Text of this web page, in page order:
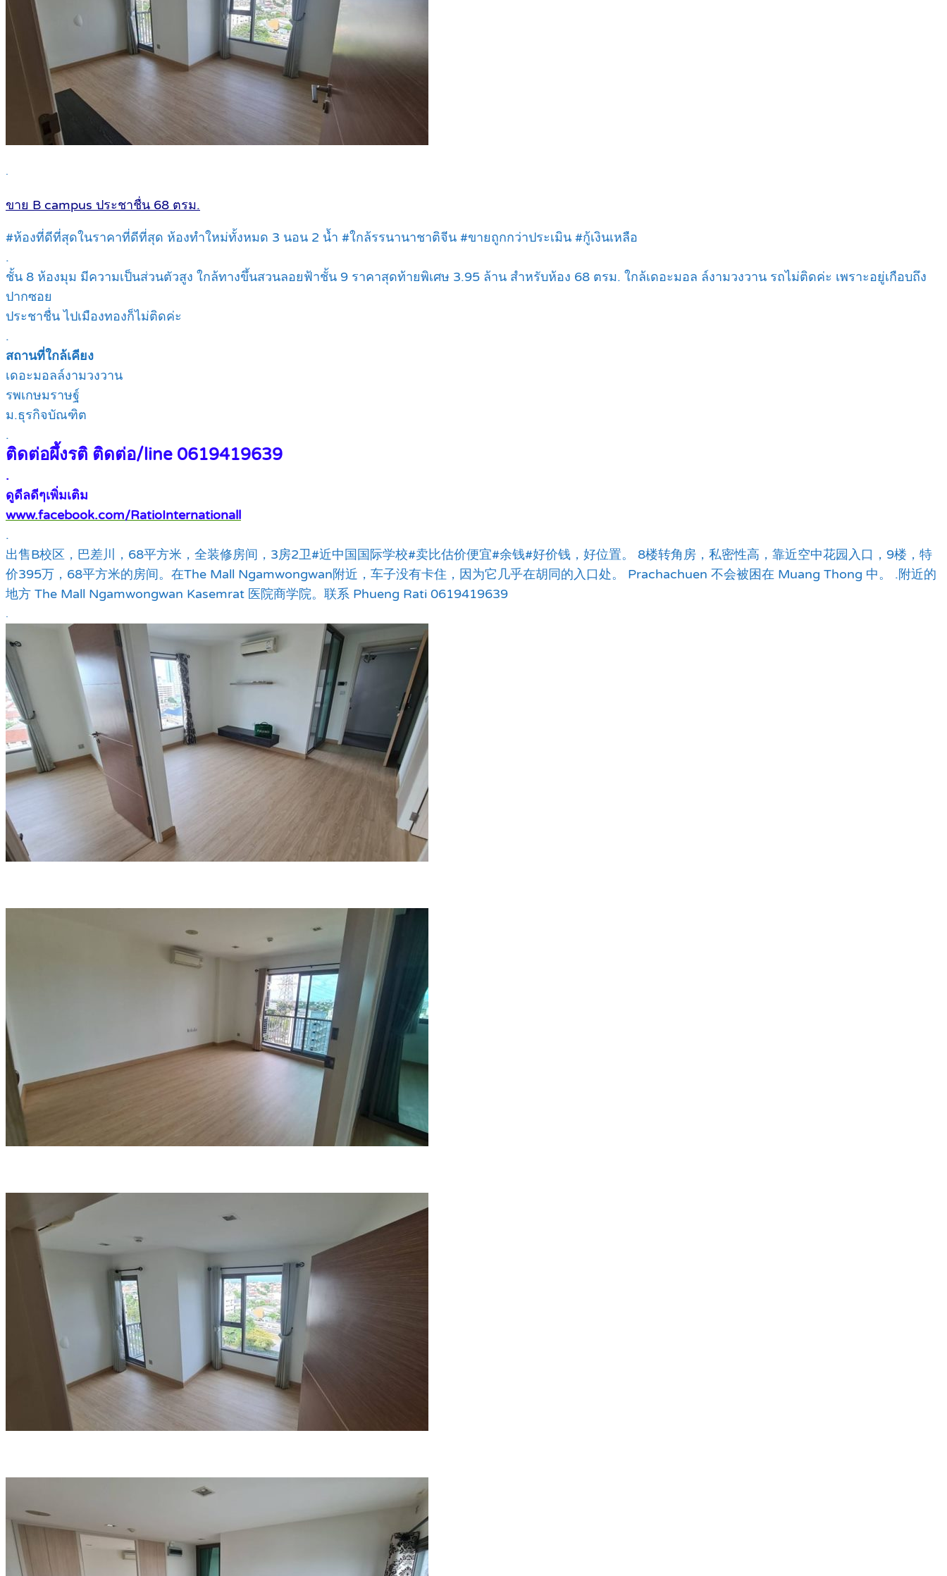
.
ขาย B campus ประชาชื่น 68 ตรม.
#ห้องที่ดีที่สุดในราคาที่ดีที่สุด ห้องทำใหม่ทั้งหมด 3 นอน 2 น้ำ #ใกล้รรนานาชาติจีน #ขายถูกกว่าประเมิน #กู้เงินเหลือ
.
ชั้น 8 ห้องมุม มีความเป็นส่วนตัวสูง ใกล้ทางขึ้นสวนลอยฟ้าชั้น 9 ราคาสุดท้ายพิเศษ 3.95 ล้าน สำหรับห้อง 68 ตรม. ใกล้เดอะมอล ล์งามวงวาน รถไม่ติดค่ะ เพราะอยู่เกือบถึง
ปากซอย
ประชาชื่น ไปเมืองทองก็ไม่ติดค่ะ
.
สถานที่ใกล้เคียง
เดอะมอลล์งามวงวาน
รพเกษมราษฐ์
ม.ธุรกิจบัณฑิต
.
ติดต่อผึ้งรติ ติดต่อ/line 0619419639
.
ดูดีลดีๆเพิ่มเติม
www.facebook.com/RatioInternationall
.
出售B校区，巴差川，68平方米，全装修房间，3房2卫#近中国国际学校#卖比估价便宜#余钱#好价钱，好位置。 8楼转角房，私密性高，靠近空中花园入口，9楼，特
价395万，68平方米的房间。在The Mall Ngamwongwan附近，车子没有卡住，因为它几乎在胡同的入口处。 Prachachuen 不会被困在 Muang Thong 中。 .附近的
地方 The Mall Ngamwongwan Kasemrat 医院商学院。联系 Phueng Rati 0619419639
.